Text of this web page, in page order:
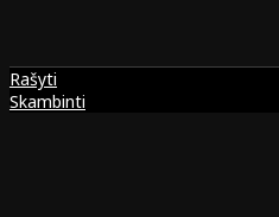
Rašyti
Skambinti